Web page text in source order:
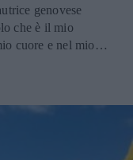
genovese
che è il mio
cuore e nel mio